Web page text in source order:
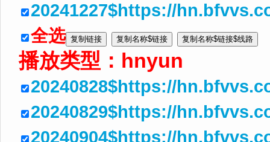
20241227$https://
全选
播放类型： hnyun
20240828$https://
20240829$https://
20240904$https://